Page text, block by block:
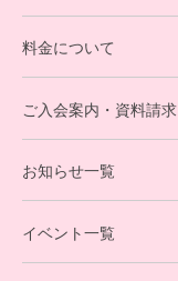
オンラインコース
eスポーツコース
就労支援コース
英会話・海外留学コース
料金について
ご入会案内・資料請求
お知らせ一覧
イベント一覧